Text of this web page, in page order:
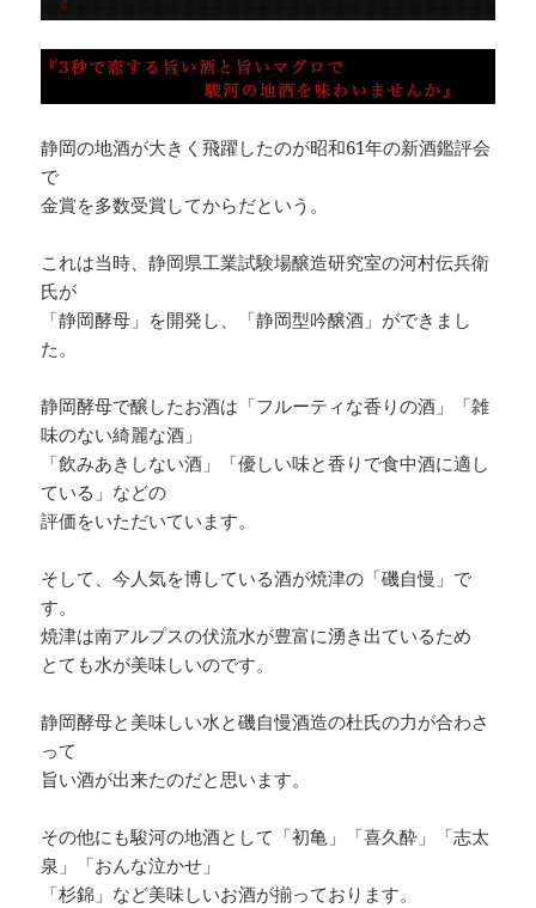
静岡の地酒が大きく飛躍したのが昭和61年の新酒鑑評会
で
金賞を多数受賞してからだという。
これは当時、静岡県工業試験場醸造研究室の河村伝兵衛
氏が
「静岡酵母」を開発し、「静岡型吟醸酒」ができまし
た。
静岡酵母で醸したお酒は「フルーティな香りの酒」「雑
味のない綺麗な酒」
「飲みあきしない酒」「優しい味と香りで食中酒に適し
ている」などの
評価をいただいています。
そして、今人気を博している酒が焼津の「磯自慢」で
す。
焼津は南アルプスの伏流水が豊富に湧き出ているため
とても水が美味しいのです。
静岡酵母と美味しい水と磯自慢酒造の杜氏の力が合わさ
って
旨い酒が出来たのだと思います。
その他にも駿河の地酒として「初亀」「喜久酔」「志太
泉」「おんな泣かせ」
「杉錦」など美味しいお酒が揃っております。